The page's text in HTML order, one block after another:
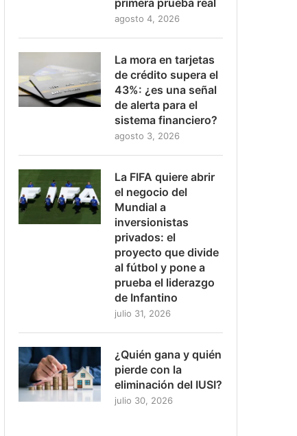
agosto 4, 2026
La mora en tarjetas
de crédito supera el
43%: ¿es una señal
de alerta para el
sistema financiero?
agosto 3, 2026
La FIFA quiere abrir
el negocio del
Mundial a
inversionistas
privados: el
proyecto que divide
al fútbol y pone a
prueba el liderazgo
de Infantino
julio 31, 2026
¿Quién gana y quién
pierde con la
eliminación del IUSI?
julio 30, 2026